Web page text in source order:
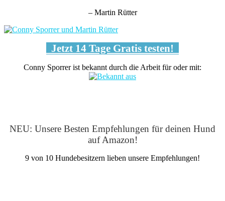
– Martin Rütter
Jetzt 14 Tage Gratis testen!
Conny Sporrer ist bekannt durch die Arbeit für oder mit:
NEU: Unsere Besten Empfehlungen für deinen Hund
auf Amazon!
9 von 10 Hundebesitzern lieben unsere Empfehlungen!